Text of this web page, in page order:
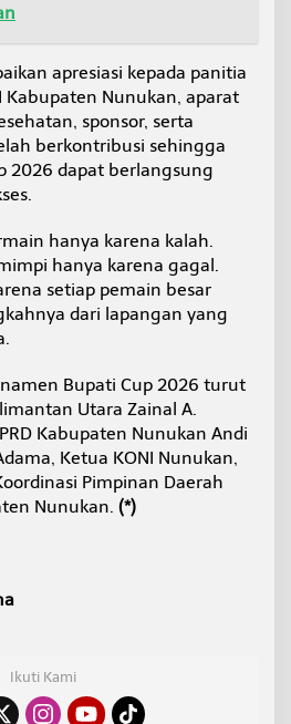
apresiasi kepada panitia
Kabupaten Nunukan, aparat
sponsor, serta
berkontribusi sehingga
2026 dapat berlangsung
hanya karena kalah.
hanya karena gagal.
setiap pemain besar
dari lapangan yang
Bupati Cup 2026 turut
Utara Zainal A.
Kabupaten Nunukan Andi
Ketua KONI Nunukan,
Pimpinan Daerah
Nunukan. (*)
Ikuti Kami